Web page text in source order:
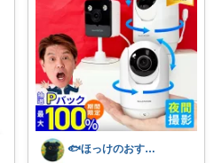
🐟ほっけのおすすめ＠朝コレ派🐾